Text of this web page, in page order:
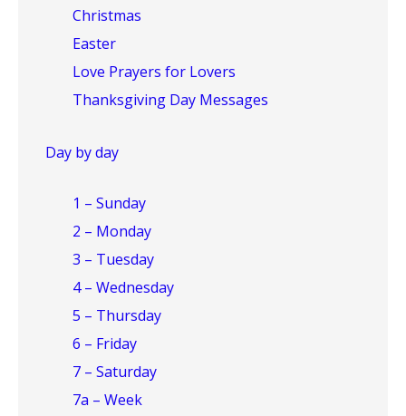
Christmas
Easter
Love Prayers for Lovers
Thanksgiving Day Messages
Day by day
1 – Sunday
2 – Monday
3 – Tuesday
4 – Wednesday
5 – Thursday
6 – Friday
7 – Saturday
7a – Week